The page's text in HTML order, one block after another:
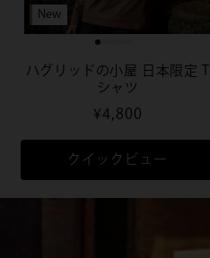
New
ハグリッドの小屋 日本限定 T
シャツ
通
常
価
格
¥4,800
クイックビュー